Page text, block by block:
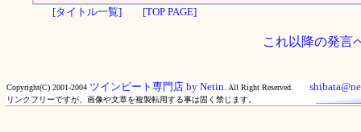
[タイトル一覧] [TOP PAGE]
これ以降の発言
Copyright(C) 2001-2004 ツインビート専門店 by Netin. All Right Reserved.
リンクフリーですが、画像や文章を複製転用する事は固く禁じます。